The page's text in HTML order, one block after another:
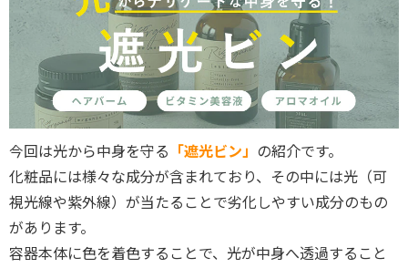
今回は光から中身を守る 「遮光ビン」 の紹介です。
化粧品には様々な成分が含まれており、その中には光（可
視光線や紫外線）が当たることで劣化しやすい成分のもの
があります。
容器本体に色を着色することで、光が中身へ透過すること